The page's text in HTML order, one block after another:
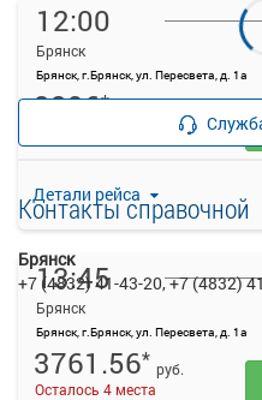
12:00
Брянск
Брянск, г.Брянск, ул. Пересвета, д. 1а
Детали рейса
3296*
13:45
Брянск
Брянск, г.Брянск, ул. Пересвета, д. 1а
3761.56* руб.
Осталось 4 места
Контакты справочной
Брянск
+7 (4832) 41-43-20, +7 (4832)